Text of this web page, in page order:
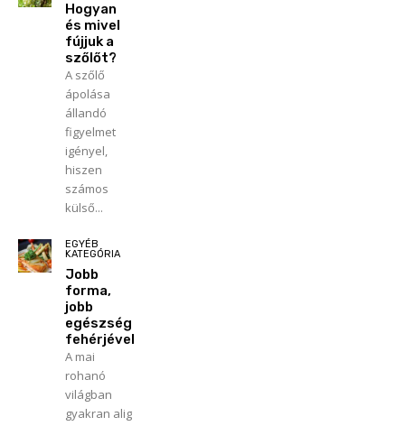
Hogyan
és mivel
fújjuk a
szőlőt?
A szőlő
ápolása
állandó
figyelmet
igényel,
hiszen
számos
külső...
EGYÉB
KATEGÓRIA
Jobb
forma,
jobb
egészség
fehérjével
A mai
rohanó
világban
gyakran alig